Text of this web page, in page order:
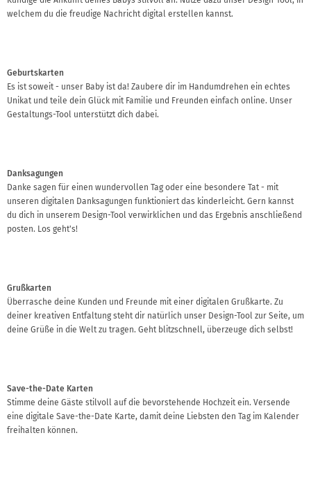
welchem du die freudige Nachricht digital erstellen kannst.
Geburtskarten
Es ist soweit - unser Baby ist da! Zaubere dir im Handumdrehen ein echtes
Unikat und teile dein Glück mit Familie und Freunden einfach online. Unser
Gestaltungs-Tool unterstützt dich dabei.
Danksagungen
Danke sagen für einen wundervollen Tag oder eine besondere Tat - mit
unseren digitalen Danksagungen funktioniert das kinderleicht. Gern kannst
du dich in unserem Design-Tool verwirklichen und das Ergebnis anschließend
posten. Los geht's!
Grußkarten
Überrasche deine Kunden und Freunde mit einer digitalen Grußkarte. Zu
deiner kreativen Entfaltung steht dir natürlich unser Design-Tool zur Seite, um
deine Grüße in die Welt zu tragen. Geht blitzschnell, überzeuge dich selbst!
Save-the-Date Karten
Stimme deine Gäste stilvoll auf die bevorstehende Hochzeit ein. Versende
eine digitale Save-the-Date Karte, damit deine Liebsten den Tag im Kalender
freihalten können.